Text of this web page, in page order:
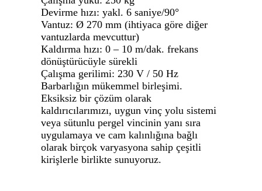
Devirme hızı: yakl. 6 saniye/90°
Vantuz: Ø 270 mm (ihtiyaca göre diğer
vantuzlarda mevcuttur)
Kaldırma hızı: 0 – 10 m/dak. frekans
dönüştürücüyle sürekli
Çalışma gerilimi: 230 V / 50 Hz
Barbarlığın mükemmel birleşimi.
Eksiksiz bir çözüm olarak
kaldırıcılarımızı, uygun vinç yolu sistemi
veya sütunlu pergel vincinin yanı sıra
uygulamaya ve cam kalınlığına bağlı
olarak birçok varyasyona sahip çeşitli
kirişlerle birlikte sunuyoruz.